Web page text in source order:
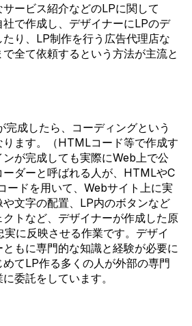
ービス紹介などのLPに関して
社で作成し、デザイナーにLPのデ
り、LP制作を行う広告代理店な
全て依頼するという方法が主流と
完成したら、コーディングという
ります。（HTMLコード等で作成す
ンが完成しても実際にWeb上で公
ーダーと呼ばれる人が、HTMLやC
ードを用いて、Webサイト上に実
文字の配置、LP内のボタンなど
トなど、デザイナーが作成した原
に反映させる作業です。デザイ
もに専門的な知識と経験が必要に
てLP作る多くの人が外部の専門
委託をしています。